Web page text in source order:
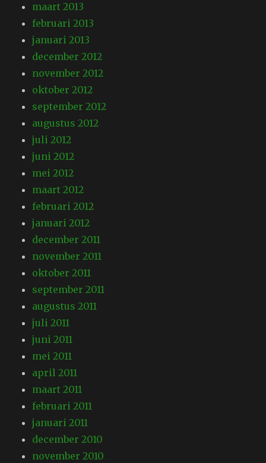
maart 2013
februari 2013
januari 2013
december 2012
november 2012
oktober 2012
september 2012
augustus 2012
juli 2012
juni 2012
mei 2012
maart 2012
februari 2012
januari 2012
december 2011
november 2011
oktober 2011
september 2011
augustus 2011
juli 2011
juni 2011
mei 2011
april 2011
maart 2011
februari 2011
januari 2011
december 2010
november 2010